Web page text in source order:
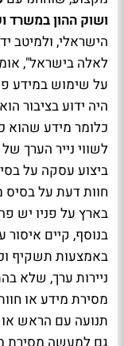
ושוק ההון במשרד
הישראלי, ולמיטב
לאלה בישראל",
על שימוש במידע
היה ידוע בציבור
כלומר מידע שהוא
לשווי נייר הערך
ביצוע עסקה על
חוות דעת על בסיס
בארץ על פניו יש
בנוסף, קיים
באמצעות תשקיף
ניירות ערך, שלא
מסירת מידע או
תנועה עם הראש או